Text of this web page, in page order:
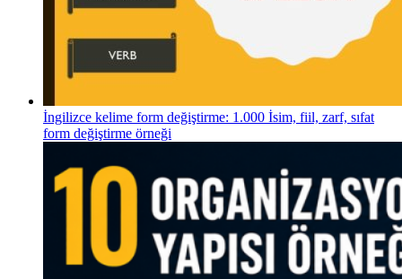
İngilizce kelime form değiştirme: 1.000 İsim, fiil, zarf, sıfat
form değiştirme örneği